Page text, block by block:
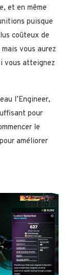
et en même
puisque
coûteux de
vous aurez
vous atteignez
l’Engineer,
pour
le
améliorer